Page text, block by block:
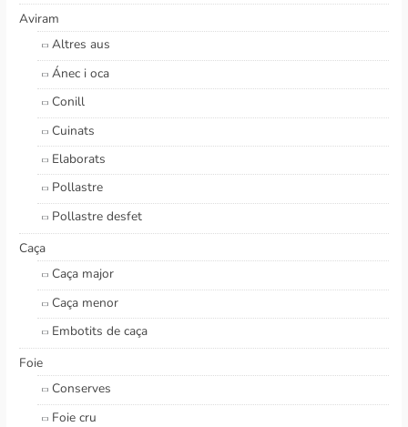
Aviram
Altres aus
Ánec i oca
Conill
Cuinats
Elaborats
Pollastre
Pollastre desfet
Caça
Caça major
Caça menor
Embotits de caça
Foie
Conserves
Foie cru